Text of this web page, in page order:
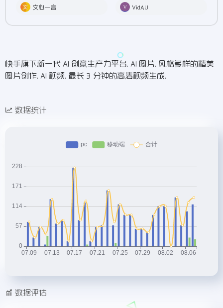
文心一言 VidAU
快手旗下新一代 AI 创意生产力平台. AI 图片. 风格多样的精美
图片创作. AI 视频. 最长 3 分钟的高清视频生成.
数据统计
数据评估